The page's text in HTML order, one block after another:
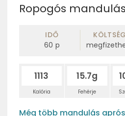
Ropogós
IDŐ
60 p
KÖLTSÉG
1113
Kalória
15.7g
Fehérje
Még több mandulás